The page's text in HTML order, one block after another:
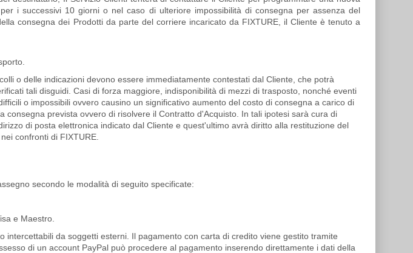
i successivi 10 giorni o nel caso di ulteriore impossibilità di consegna per assenza del
consegna dei Prodotti da parte del corriere incaricato da FIXTURE, il Cliente è tenuto a
o delle indicazioni devono essere immediatamente contestati dal Cliente, che potrà
tali disguidi. Casi di forza maggiore, indisponibilità di mezzi di trasposto, nonché eventi
o impossibili ovvero causino un significativo aumento del costo di consegna a carico di
prevista ovvero di risolvere il Contratto d'Acquisto. In tali ipotesi sarà cura di
di posta elettronica indicato dal Cliente e quest'ultimo avrà diritto alla restituzione del
confronti di FIXTURE.
secondo le modalità di seguito specificate:
e Maestro.
da soggetti esterni. Il pagamento con carta di credito viene gestito tramite
di un account PayPal può procedere al pagamento inserendo direttamente i dati della